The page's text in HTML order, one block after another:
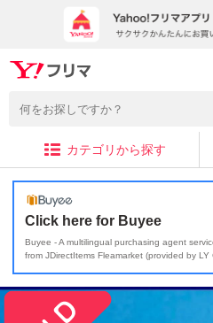
カテゴリから探す
Click here for Buyee
Buyee - A multilingual purchasing agent
from JDirectItems Fleamarket (provided by LY